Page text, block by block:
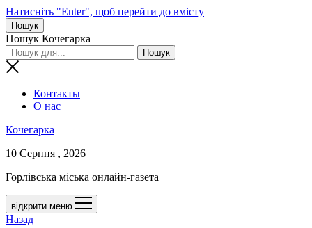
Натисніть "Enter", щоб перейти до вмісту
Пошук
Пошук Кочегарка
Контакты
О нас
Кочегарка
10 Серпня , 2026
Горлівська міська онлайн-газета
відкрити меню
Назад